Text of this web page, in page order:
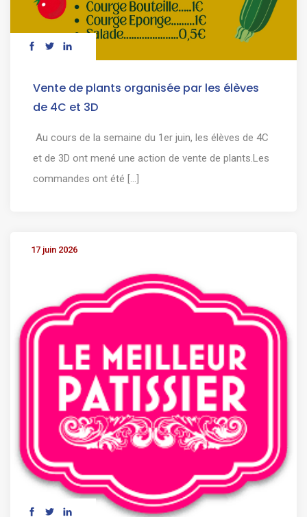
Vente de plants organisée par les élèves
de 4C et 3D
Au cours de la semaine du 1er juin, les élèves de 4C
et de 3D ont mené une action de vente de plants.Les
commandes ont été [...]
17 juin 2026